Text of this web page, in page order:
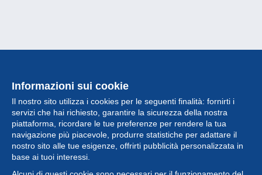
Informazioni sui cookie
Il nostro sito utilizza i cookies per le seguenti finalità: fornirti i
servizi che hai richiesto, garantire la sicurezza della nostra
piattaforma, ricordare le tue preferenze per rendere la tua
navigazione più piacevole, produrre statistiche per adattare il
nostro sito alle tue esigenze, offrirti pubblicità personalizzata in
base ai tuoi interessi.
Collezione